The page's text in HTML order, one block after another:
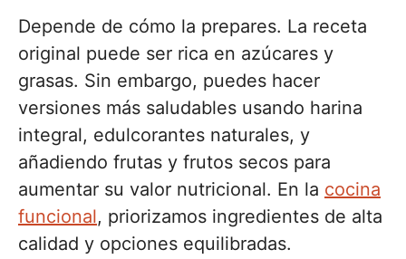
Depende de cómo la prepares. La receta
original puede ser rica en azúcares y
grasas. Sin embargo, puedes hacer
versiones más saludables usando harina
integral, edulcorantes naturales, y
añadiendo frutas y frutos secos para
aumentar su valor nutricional. En la cocina
funcional, priorizamos ingredientes de alta
calidad y opciones equilibradas.